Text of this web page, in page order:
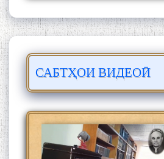
САБТҲОИ ВИДЕОӢ
Сайре дар Осорхона
Муҳаммадҷон Раҳимӣ